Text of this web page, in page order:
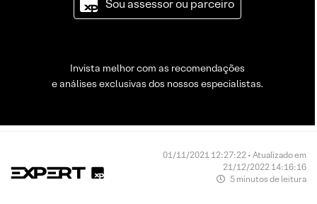
Sou assessor ou parceiro
Invista melhor com as recomendações
e análises exclusivas dos nossos especialistas.
01/11/2021 12:27:22 • Atualizado em
21/12/2022 14:16:16
5 minutos de leitura